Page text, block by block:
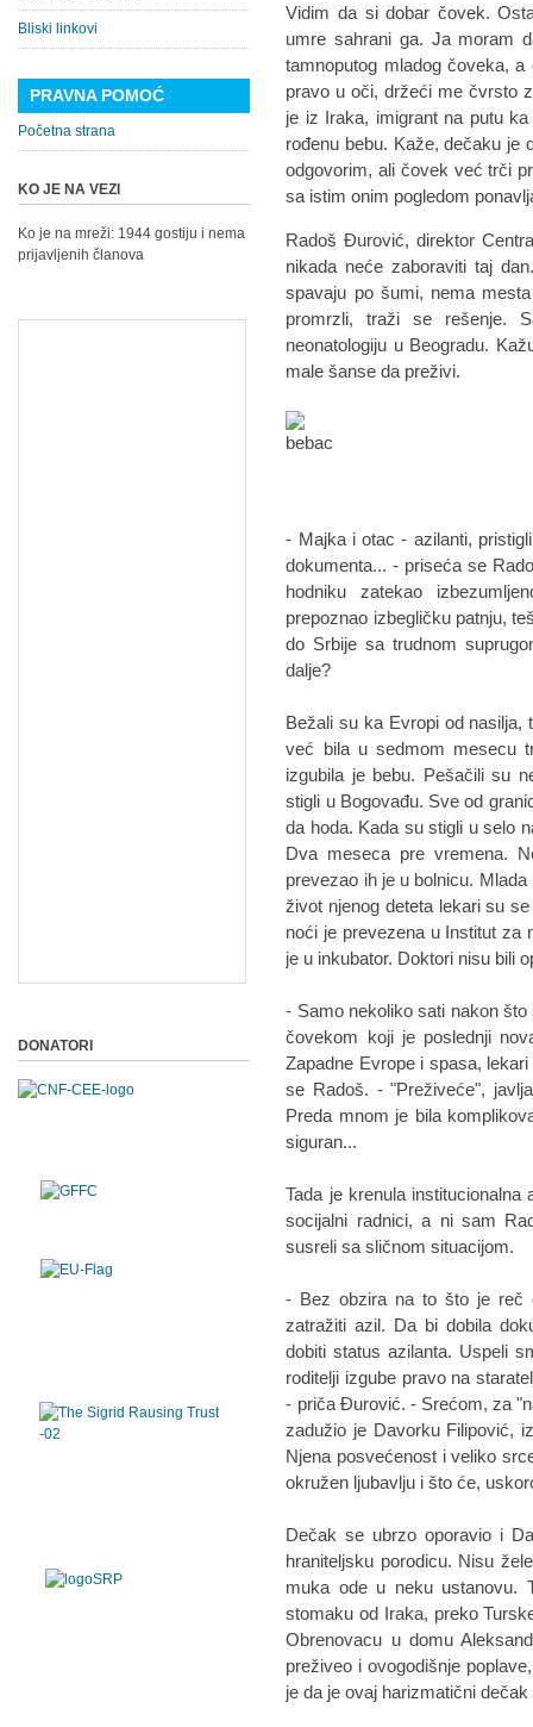
Vidim da si dobar čovek.
umre sahrani ga. Ja moram
tamnoputog mladog čoveka,
pravo u oči, držeći me čvrsto
je iz Iraka, imigrant na putu
rođenu bebu. Kaže, dečaku je
odgovorim, ali čovek već trči
sa istim onim pogledom
Radoš Đurović, direktor
nikada neće zaboraviti taj
spavaju po šumi, nema
promrzli, traži se rešenje.
neonatologiju u Beogradu.
male šanse da preživi.
- Majka i otac - azilanti,
dokumenta... - priseća se
hodniku zatekao
prepoznao izbegličku patnju,
do Srbije sa trudnom
dalje?
Bežali su ka Evropi od nasilja,
već bila u sedmom mesecu
izgubila je bebu. Pešačili su
stigli u Bogovađu. Sve od
da hoda. Kada su stigli u selo
Dva meseca pre vremena.
prevezao ih je u bolnicu.
život njenog deteta lekari su
noći je prevezena u Institut za
je u inkubator. Doktori nisu bili
- Samo nekoliko sati nakon
čovekom koji je poslednji
Zapadne Evrope i spasa,
se Radoš. - "Preživeće",
Preda mnom je bila
siguran...
Tada je krenula
socijalni radnici, a ni sam
susreli sa sličnom situacijom.
- Bez obzira na to što je reč
zatražiti azil. Da bi dobila
dobiti status azilanta. Uspeli
roditelji izgube pravo na
- priča Đurović. - Srećom, za
zadužio je Davorku Filipović,
Njena posvećenost i veliko
okružen ljubavlju i što će,
Dečak se ubrzo oporavio i
hraniteljsku porodicu. Nisu
muka ode u neku ustanovu.
stomaku od Iraka, preko
Obrenovacu u domu
preživeo i ovogodišnje
je da je ovaj harizmatični
Bliski linkovi
PRAVNA POMOĆ
Početna strana
KO JE NA VEZI
Ko je na mreži: 1944 gostiju i nema
prijavljenih članova
DONATORI